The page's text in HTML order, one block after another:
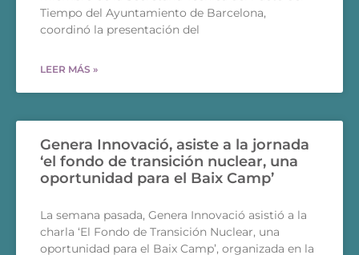
Tiempo del Ayuntamiento de Barcelona, ​​
coordinó la presentación del
LEER MÁS »
Genera Innovació, asiste a la jornada
‘el fondo de transición nuclear, una
oportunidad para el Baix Camp’
La semana pasada, Genera Innovació asistió a la
charla ‘El Fondo de Transición Nuclear, una
oportunidad para el Baix Camp’, organizada en la